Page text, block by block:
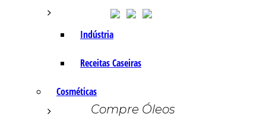
Indústria
Receitas Caseiras
Cosméticas
Compre Óleos